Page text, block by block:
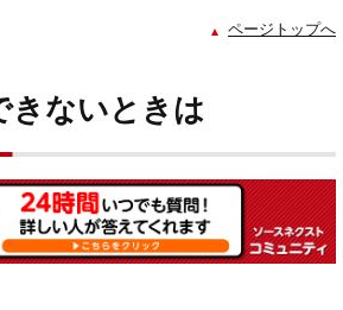
ページトップへ
きないときは